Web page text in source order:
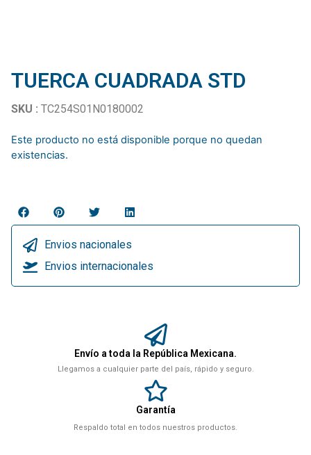
TUERCA CUADRADA STD
SKU : TC254S01N0180002
Este producto no está disponible porque no quedan
existencias.
Envios nacionales
Envios internacionales
Envío a toda la República Mexicana.
Llegamos a cualquier parte del país, rápido y seguro.
Garantía
Respaldo total en todos nuestros productos.